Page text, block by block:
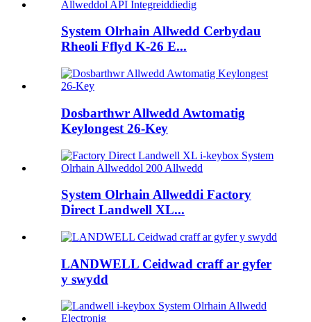
System Olrhain Allwedd Cerbydau
Rheoli Fflyd K-26 E...
Dosbarthwr Allwedd Awtomatig
Keylongest 26-Key
System Olrhain Allweddi Factory
Direct Landwell XL...
LANDWELL Ceidwad craff ar gyfer
y swydd